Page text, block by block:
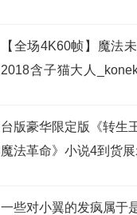
【全场4K60帧】魔法
2018含子猫大人
台版豪华限定版《转生
魔法革命》小说4到货
一些对小翼的发疯属于